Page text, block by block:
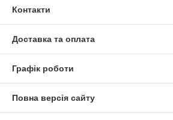
Контакти
Доставка та оплата
Графік роботи
Повна версія сайту